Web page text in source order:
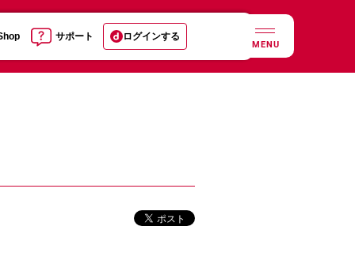
サポート ログインする
MENU